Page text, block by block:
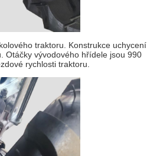
traktoru. Konstrukce uchycení
Otáčky vývodového hřídele jsou 990
rychlosti traktoru.